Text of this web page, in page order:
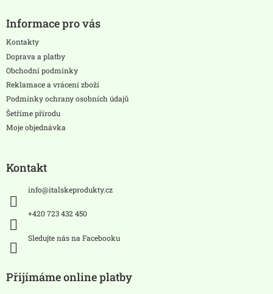
pInformace pro vás
Kontakty
Doprava a platby
Obchodní podmínky
Reklamace a vrácení zboží
Podmínky ochrany osobních údajů
Šetříme přírodu
Moje objednávka
Kontakt
info@italskeprodukty.cz
+420 723 432 450
Sledujte nás na Facebooku
Přijímáme online platby